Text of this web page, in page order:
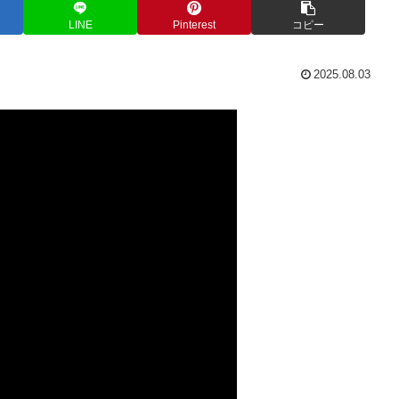
LINE Pinterest コピー
2025.08.03